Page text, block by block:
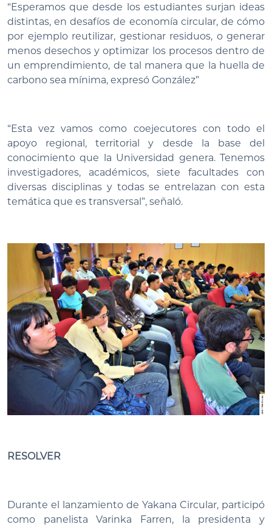
“Esperamos que desde los estudiantes surjan ideas
distintas, en desafíos de economía circular, de cómo
por ejemplo reutilizar, gestionar residuos, o generar
menos desechos y optimizar los procesos dentro de
un emprendimiento, de tal manera que la huella de
carbono sea mínima, expresó González”
“Esta vez vamos como coejecutores con todo el
apoyo regional, territorial y desde la base del
conocimiento que la Universidad genera. Tenemos
investigadores, académicos, siete facultades con
diversas disciplinas y todas se entrelazan con esta
temática que es transversal”, señaló.
RESOLVER
Durante el lanzamiento de Yakana Circular, participó
como panelista Varinka Farren, la presidenta y